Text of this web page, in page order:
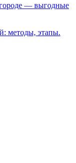
— выгодные
методы, этапы.